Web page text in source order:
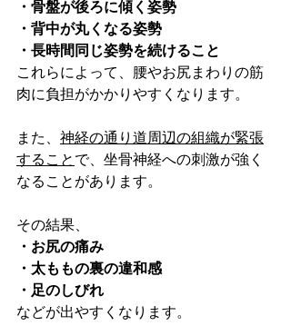
・骨盤が後ろに傾く姿勢
・背中が丸くなる姿勢
・長時間同じ姿勢を続けること
これらによって、腰やお尻まわりの筋
肉に負担がかかりやすくなります。
また、 神経の通り道周辺の組織が緊張
すること で、坐骨神経への刺激が強く
なることがあります。
その結果、
・お尻の痛み
・太ももの裏の違和感
・足のしびれ
などが出やすくなります。